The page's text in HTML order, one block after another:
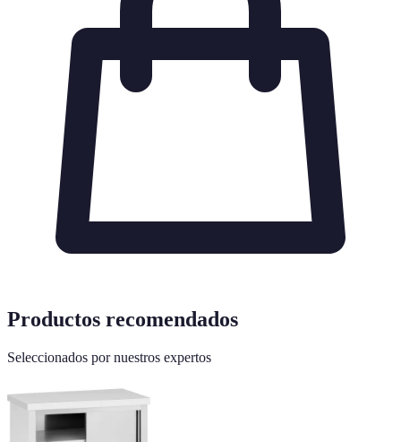
Productos recomendados
Seleccionados por nuestros expertos